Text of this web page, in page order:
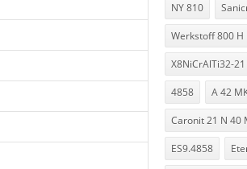
NY 810
Werkstoff 800 H
X8NiCrAlTi32-21
4858 A 42
Caronit 21 N 40
ES9.4858